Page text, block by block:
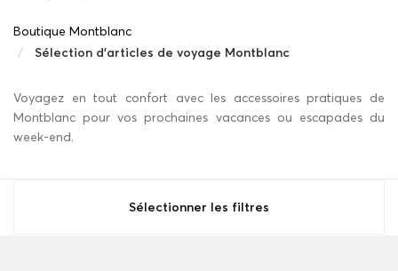
Boutique Montblanc
Sélection d'articles de voyage Montblanc
Voyagez en tout confort avec les accessoires pratiques de
Montblanc pour vos prochaines vacances ou escapades du
week-end.
Sélectionner les filtres